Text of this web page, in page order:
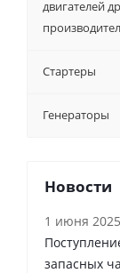
двигателей
Стартеры
Генераторы
Новости
1 июня 2025
запасных